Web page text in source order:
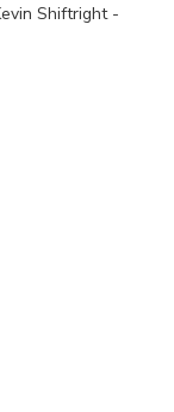
Shiftright -